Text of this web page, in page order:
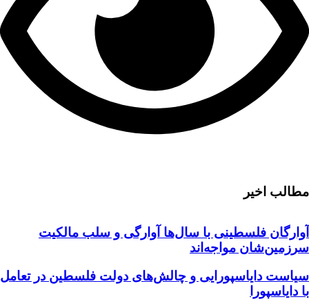
مطالب اخیر
آوارگان فلسطینی با سال‌ها آوارگی و سلب مالكيت
سرزمين‌شان مواجه‌اند
سیاست دایاسپورایی و چالش‌های دولت فلسطین در تعامل
با دایاسپورا